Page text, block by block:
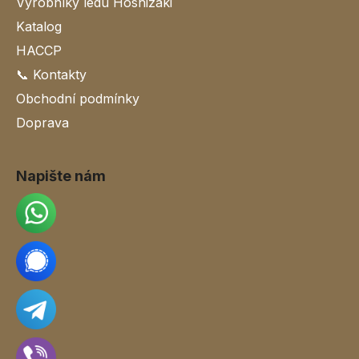
Katalog
HACCP
📞 Kontakty
Obchodní podmínky
Doprava
Napište nám